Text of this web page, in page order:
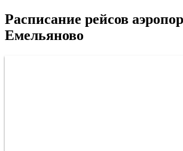
Расписание рейсов
Емельяново